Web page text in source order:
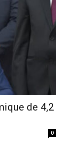
de 4,2
0